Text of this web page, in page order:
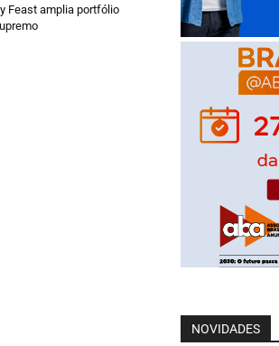
Feast amplia portfólio
NOVIDADES